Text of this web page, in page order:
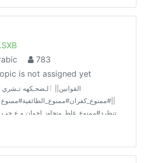
783
is not assigned yet
القوانين|| ٱلـضحـكهه
تنطرد#ممنوع_غلط_وتجاوز اخوان و ع حب
يسولف ونصير